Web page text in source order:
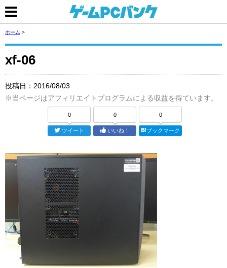
ホーム >
xf-06
投稿日： 2016/08/03
※当ページはアフィリエイトプログラムによる収益を得ています。
0
ツイート
0
いいね！
0
ブックマーク